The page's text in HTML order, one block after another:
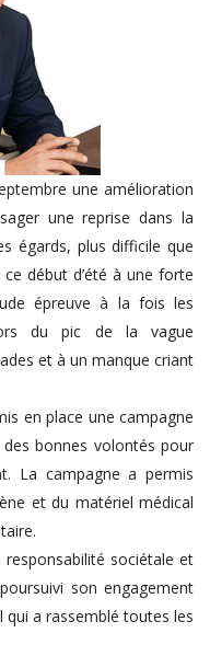
une amélioration
une reprise dans la
égards, plus difficile que
début d’été à une forte
épreuve à la fois les
du pic de la vague
et à un manque criant
en place une campagne
bonnes volontés pour
La campagne a permis
et du matériel médical
sociétale et
son engagement
qui a rassemblé toutes les